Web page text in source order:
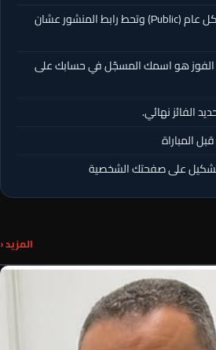
لازم تشارك تشكيلك بشكل عام (Public) وتحط رابط المنشور عشان
الفوز هو اسمك المسجّل في حسابك على
الفائز نهائي.
المباراة
على صفحتك الشخصية
المزيد ‹